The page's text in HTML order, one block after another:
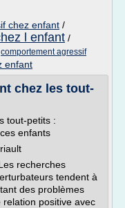
chez enfant /
l enfant /
comportement agressif
enfant
chez les tout-
tout-petits :
enfants
recherches
tendent à
des problèmes
positive avec